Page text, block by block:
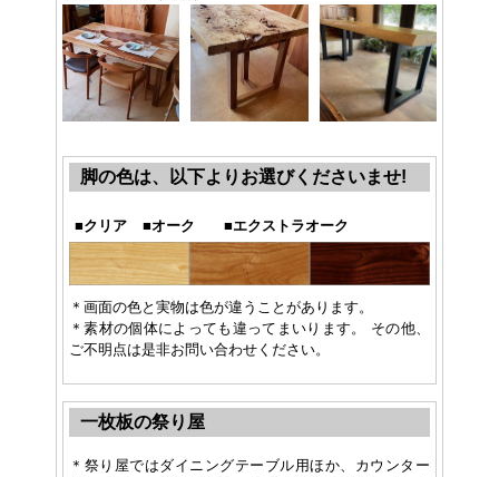
脚の色は、以下よりお選びくださいませ!
■クリア ■オーク ■エクストラオーク
＊画面の色と実物は色が違うことがあります。
＊素材の個体によっても違ってまいります。 その他、
ご不明点は是非お問い合わせください。
一枚板の祭り屋
＊祭り屋ではダイニングテーブル用ほか、カウンター